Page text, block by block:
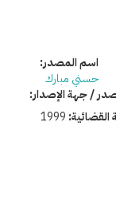
القضائية: 1999
اسم المصدر:
حسني مبارك
/ جهة الإصدار: